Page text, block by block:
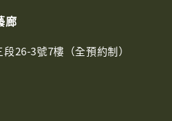
廊
26-3號7樓（全預約制）